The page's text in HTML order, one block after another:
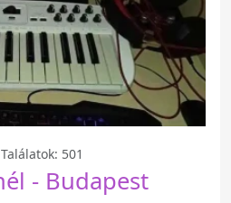
501
- Budapest